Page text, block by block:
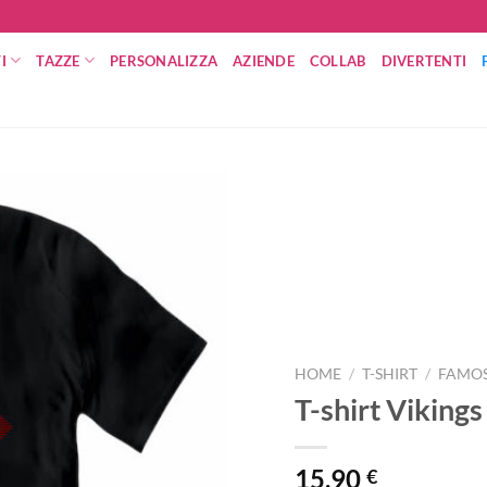
TAZZE PERSONALIZZA AZIENDE COLLAB DIVERTENTI
HOME / T-SHIRT /
T-shirt
15,90€